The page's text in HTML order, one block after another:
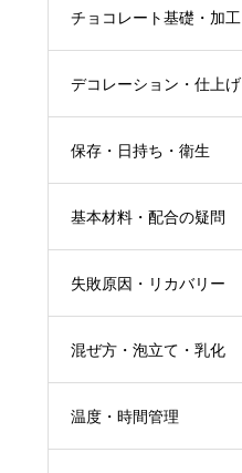
チョコレート基礎・加工
デコレーション・仕上げ
保存・日持ち・衛生
基本材料・配合の疑問
失敗原因・リカバリー
混ぜ方・泡立て・乳化
温度・時間管理